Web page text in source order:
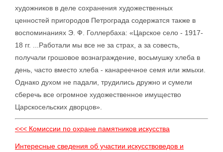
художников в деле сохранения художественных
ценностей пригородов Петрограда содержатся также в
воспоминаниях Э. Ф. Голлербаха: «Царское село - 1917-
18 гг. ...Работали мы все не за страх, а за совесть,
получали грошовое вознаграждение, восьмушку хлеба в
день, часто вместо хлеба - канареечное семя или жмыхи.
Однако духом не падали, трудились дружно и сумели
сберечь все огромное художественное имущество
Царскосельских дворцов».
<<< Комиссии по охране памятников искусства
Интересные сведения об участии искусствоведов и